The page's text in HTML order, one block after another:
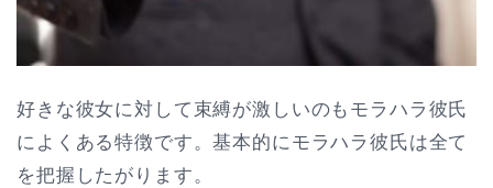
好きな彼女に対して束縛が激しいのもモラハラ彼氏
によくある特徴です。基本的にモラハラ彼氏は全て
を把握したがります。